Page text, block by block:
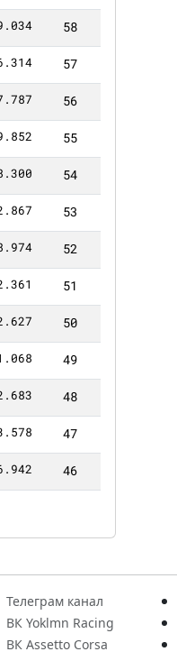
58
57
56
55
54
53
52
51
50
49
48
47
46
Телеграм канал
ВК Yoklmn Racing
ВК Assetto Corsa